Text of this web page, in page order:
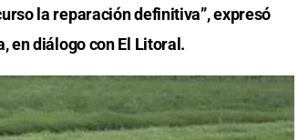
la reparación definitiva”, expresó
en diálogo con El Litoral.